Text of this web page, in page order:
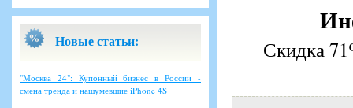
Новые статьи:
"Москва 24": Купонный бизнес в России -
смена тренда и нашумевшие iPhone 4S
Скидка